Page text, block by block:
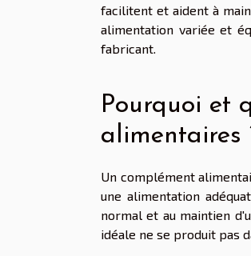
facilitent et aident à
alimentation variée et
fabricant.
Pourquoi et
alimentaires
Un complément
une alimentation
normal et au maintien
idéale ne se produit pas